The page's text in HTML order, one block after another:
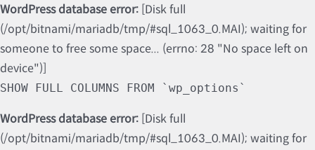
WordPress database error: [Disk full
(/opt/bitnami/mariadb/tmp/#sql_1063_0.MAI); waiting for
someone to free some space... (errno: 28 "No space left on
device")]
SHOW FULL COLUMNS FROM `wp_options`
WordPress database error: [Disk full
(/opt/bitnami/mariadb/tmp/#sql_1063_0.MAI); waiting for